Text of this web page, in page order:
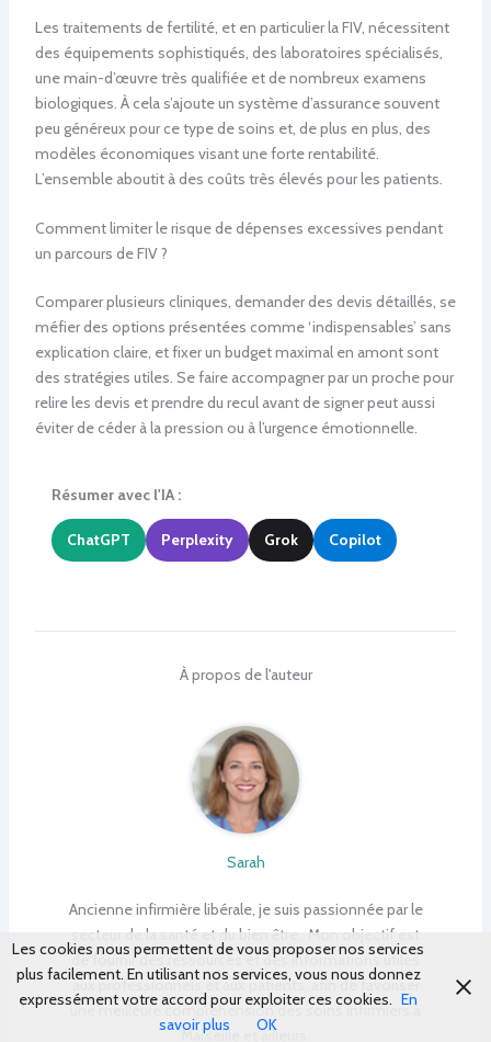
Les traitements de fertilité, et en particulier la FIV, nécessitent
des équipements sophistiqués, des laboratoires spécialisés,
une main-d’œuvre très qualifiée et de nombreux examens
biologiques. À cela s’ajoute un système d’assurance souvent
peu généreux pour ce type de soins et, de plus en plus, des
modèles économiques visant une forte rentabilité.
L’ensemble aboutit à des coûts très élevés pour les patients.
Comment limiter le risque de dépenses excessives pendant
un parcours de FIV ?
Comparer plusieurs cliniques, demander des devis détaillés, se
méfier des options présentées comme ‘indispensables’ sans
explication claire, et fixer un budget maximal en amont sont
des stratégies utiles. Se faire accompagner par un proche pour
relire les devis et prendre du recul avant de signer peut aussi
éviter de céder à la pression ou à l’urgence émotionnelle.
Résumer avec l'IA :
ChatGPT Perplexity Grok Copilot
À propos de l'auteur
Sarah
Ancienne infirmière libérale, je suis passionnée par le
secteur de la santé et du bien être,. Mon objectif est
de fournir des ressources et des informations utiles
aux professionnels et aux patients, afin de favoriser
une meilleure compréhension des soins infirmiers à
Marseille et ailleurs.
Les cookies nous permettent de vous proposer nos services
plus facilement. En utilisant nos services, vous nous donnez
expressément votre accord pour exploiter ces cookies. En
savoir plus
OK